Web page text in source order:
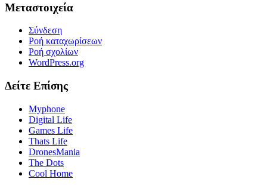
Μεταστοιχεία
Σύνδεση
Ροή καταχωρίσεων
Ροή σχολίων
WordPress.org
Δείτε Επίσης
Myphone
Digital Life
Games Life
Thats Life
DronesMania
The Dots
Cool Home